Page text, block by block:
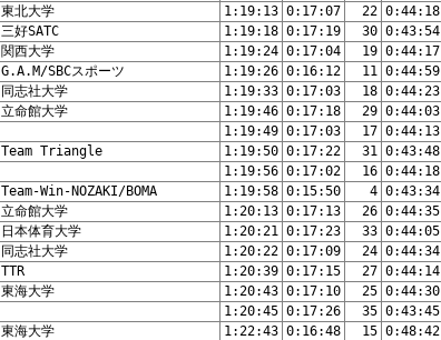
東北大学 1:19:13 0:17:07 22 0:44:18
三好SATC 1:19:18 0:17:19 30 0:43:54
関西大学 1:19:24 0:17:04 19 0:44:17
G.A.M/SBCスポーツ 1:19:26 0:16:12 11 0:44:59
同志社大学 1:19:33 0:17:03 18 0:44:23
立命館大学 1:19:46 0:17:18 29 0:44:03
1:19:49 0:17:03 17 0:44:13
Team Triangle 1:19:50 0:17:22 31 0:43:48
1:19:56 0:17:02 16 0:44:18
Team-Win-NOZAKI/BOMA 1:19:58 0:15:50 4 0:43:34
立命館大学 1:20:13 0:17:13 26 0:44:35
日本体育大学 1:20:21 0:17:23 33 0:44:05
同志社大学 1:20:22 0:17:09 24 0:44:34
TTR 1:20:39 0:17:15 27 0:44:14
東海大学 1:20:43 0:17:10 25 0:44:30
1:20:45 0:17:26 35 0:43:45
東海大学 1:22:43 0:16:48 15 0:48:42